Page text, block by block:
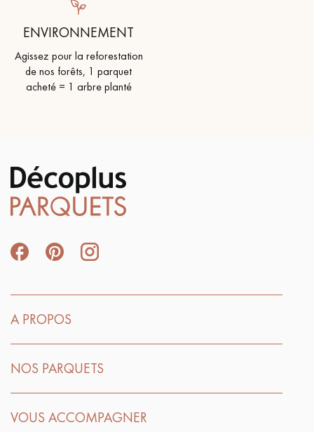
ENVIRONNEMENT
Agissez pour la reforestation
de nos forêts, 1 parquet
acheté = 1 arbre planté
A PROPOS
NOS PARQUETS
VOUS ACCOMPAGNER